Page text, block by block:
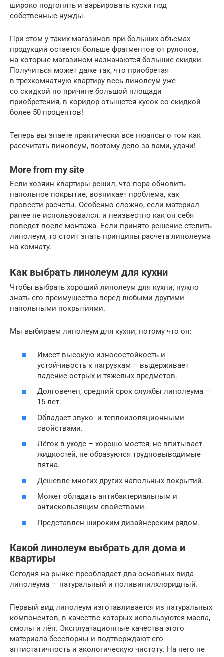
широко подгонять и варьировать куски под
собственные нужды.
При этом у таких магазинов при больших объемах
продукции остается больше фрагментов от рулонов,
на которые магазином назначаются большие скидки.
Получиться может даже так, что приобретая
в трехкомнатную квартиру весь линолеум уже
со скидкой по причине большой площади
приобретения, в коридор отыщется кусок со скидкой
более 50 процентов!
Теперь вы знаете практически все нюансы о том как
рассчитать линолеум, поэтому дело за вами, удачи!
More from my site
Если хозяин квартиры решил, что пора обновить
напольное покрытие, возникает проблема, как
провести расчеты. Особенно сложно, если материал
ранее не использовался. и неизвестно как он себя
поведет после монтажа. Если принято решение стелить
линолеум, то стоит знать принципы расчета линолеума
на комнату.
Как выбрать линолеум для кухни
Чтобы выбрать хороший линолеум для кухни, нужно
знать его преимущества перед любыми другими
напольными покрытиями.
Мы выбираем линолеум для кухни, потому что он:
Имеет высокую износостойкость и
устойчивость к нагрузкам – выдерживает
падение острых и тяжелых предметов.
Долговечен, средний срок службы линолеума —
15 лет.
Обладает звуко- и теплоизоляционными
свойствами.
Лёгок в уходе – хорошо моется, не впитывает
жидкостей, не образуются трудновыводимые
пятна.
Дешевле многих других напольных покрытий.
Может обладать антибактериальным и
антискользящим свойствами.
Представлен широким дизайнерским рядом.
Какой линолеум выбрать для дома и
квартиры
Сегодня на рынке преобладает два основных вида
линолеума — натуральный и поливинилхлоридный.
Первый вид линолеум изготавливается из натуральных
компонентов, в качестве которых используются масла,
смолы и лён. Эксплуатационные качества этого
материала бесспорны и подтверждают его
антистатичность и экологическую чистоту. На него не